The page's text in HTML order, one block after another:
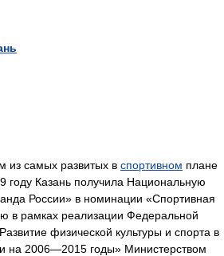
из самых развитых в спортивном плане
году Казань получила Национальную
России» в номинации «Спортивная
в рамках реализации Федеральной
физической культуры и спорта в
на 2006—2015 годы» Министерством